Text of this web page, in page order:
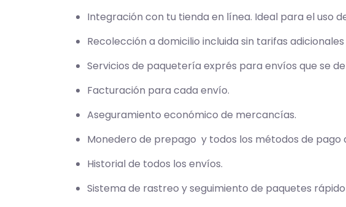
Integración con tu tienda en línea. Ideal para el uso
Recolección a domicilio incluida sin tarifas
Servicios de paquetería exprés para envíos que se
Facturación para cada envío.
Aseguramiento económico de mercancías.
Monedero de prepago y todos los métodos de
Historial de todos los envíos.
Sistema de rastreo y seguimiento de paquetes